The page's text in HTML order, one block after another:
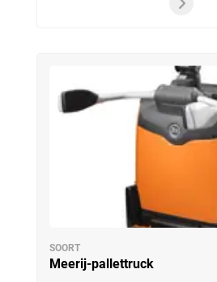
SOORT
Meerij-pallettruck